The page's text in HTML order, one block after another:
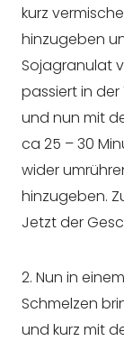
kurz
hinzugeben
Sojagranulat
passiert in
und nun mit
ca 25 – 30
wider
hinzugeben.
Jetzt der
2. Nun in
Schmelzen
und kurz mit